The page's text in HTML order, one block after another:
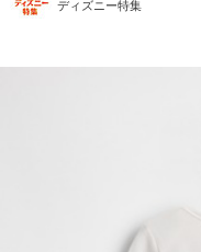
ディズニー特集